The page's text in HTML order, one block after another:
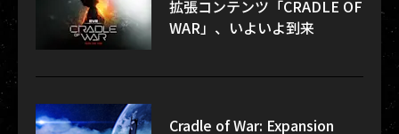
拡張コンテンツ「CRADLE OF
WAR」、いよいよ到来
Cradle of War: Expansion